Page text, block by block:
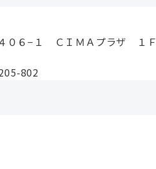
４０６−１ ＣＩＭＡプラザ １Ｆ
802